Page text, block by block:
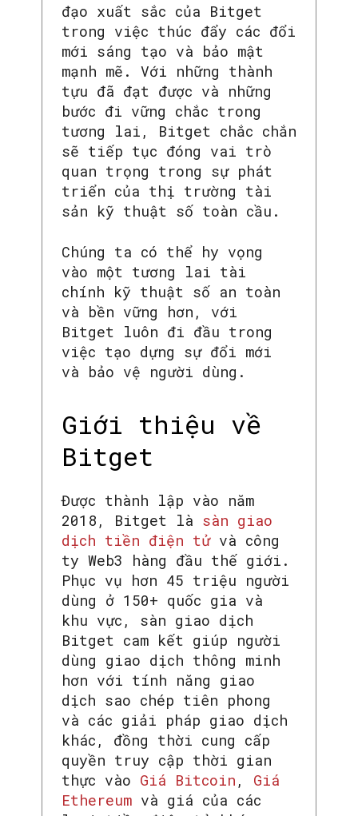
SEARCH...
đạo xuất sắc của Bitget
trong việc thúc đẩy các đổi
mới sáng tạo và bảo mật
mạnh mẽ. Với những thành
tựu đã đạt được và những
bước đi vững chắc trong
tương lai, Bitget chắc chắn
sẽ tiếp tục đóng vai trò
quan trọng trong sự phát
triển của thị trường tài
sản kỹ thuật số toàn cầu.
Chúng ta có thể hy vọng
vào một tương lai tài
chính kỹ thuật số an toàn
và bền vững hơn, với
Bitget luôn đi đầu trong
việc tạo dựng sự đổi mới
và bảo vệ người dùng.
Giới thiệu về
Bitget
Được thành lập vào năm
2018, Bitget là sàn giao
dịch tiền điện tửvà công
ty Web3 hàng đầu thế giới.
Phục vụ hơn 45 triệu người
dùng ở 150+ quốc gia và
khu vực, sàn giao dịch
Bitget cam kết giúp người
dùng giao dịch thông minh
hơn với tính năng giao
dịch sao chép tiên phong
và các giải pháp giao dịch
khác, đồng thời cung cấp
quyền truy cập thời gian
thực vào Giá Bitcoin ,
Giá
Ethereum và giá của các